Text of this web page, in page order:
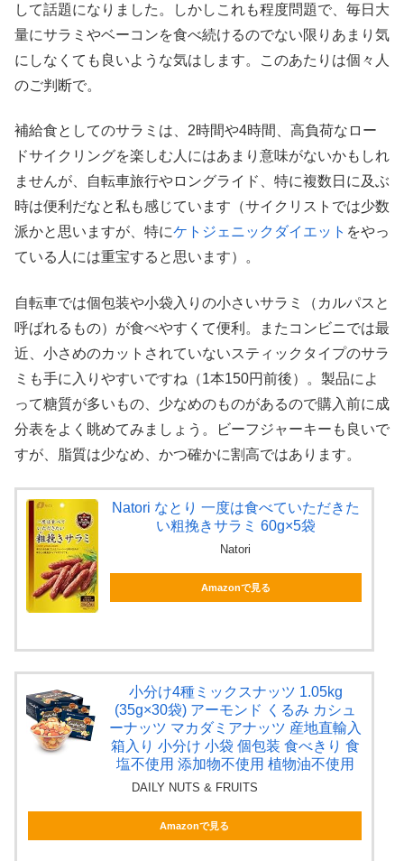
して話題になりました。しかしこれも程度問題で、毎日大
量にサラミやベーコンを食べ続けるのでない限りあまり気
にしなくても良いような気はします。このあたりは個々人
のご判断で。
補給食としてのサラミは、2時間や4時間、高負荷なロー
ドサイクリングを楽しむ人にはあまり意味がないかもしれ
ませんが、自転車旅行やロングライド、特に複数日に及ぶ
時は便利だなと私も感じています（サイクリストでは少数
派かと思いますが、特にケトジェニックダイエット をやっ
ている人には重宝すると思います）。
自転車では個包装や小袋入りの小さいサラミ（カルパスと
呼ばれるもの）が食べやすくて便利。またコンビニでは最
近、小さめのカットされていないスティックタイプのサラ
ミも手に入りやすいですね（1本150円前後）。製品によ
って糖質が多いもの、少なめのものがあるので購入前に成
分表をよく眺めてみましょう。ビーフジャーキーも良いで
すが、脂質は少なめ、かつ確かに割高ではあります。
Natori なとり 一度は食べていただきた
い粗挽きサラミ 60g×5袋
Natori
Amazonで見る
小分け4種ミックスナッツ 1.05kg
(35g×30袋) アーモンド くるみ カシュ
ーナッツ マカダミアナッツ 産地直輸入
箱入り 小分け 小袋 個包装 食べきり 食
塩不使用 添加物不使用 植物油不使用
DAILY NUTS & FRUITS
Amazonで見る